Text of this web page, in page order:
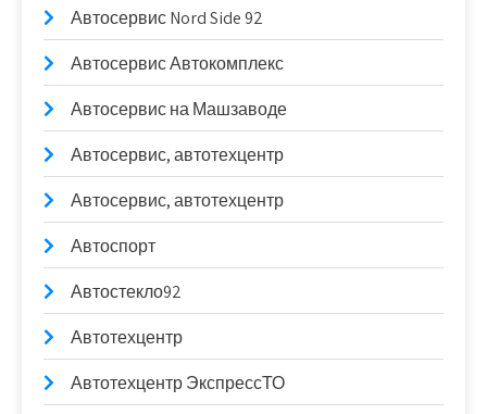
Автосервис Nord Side 92
Автосервис Автокомплекс
Автосервис на Машзаводе
Автосервис, автотехцентр
Автосервис, автотехцентр
Автоспорт
Автостекло92
Автотехцентр
Автотехцентр ЭкспрессТО